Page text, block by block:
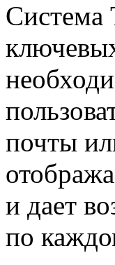
Система
почты
и дает
по